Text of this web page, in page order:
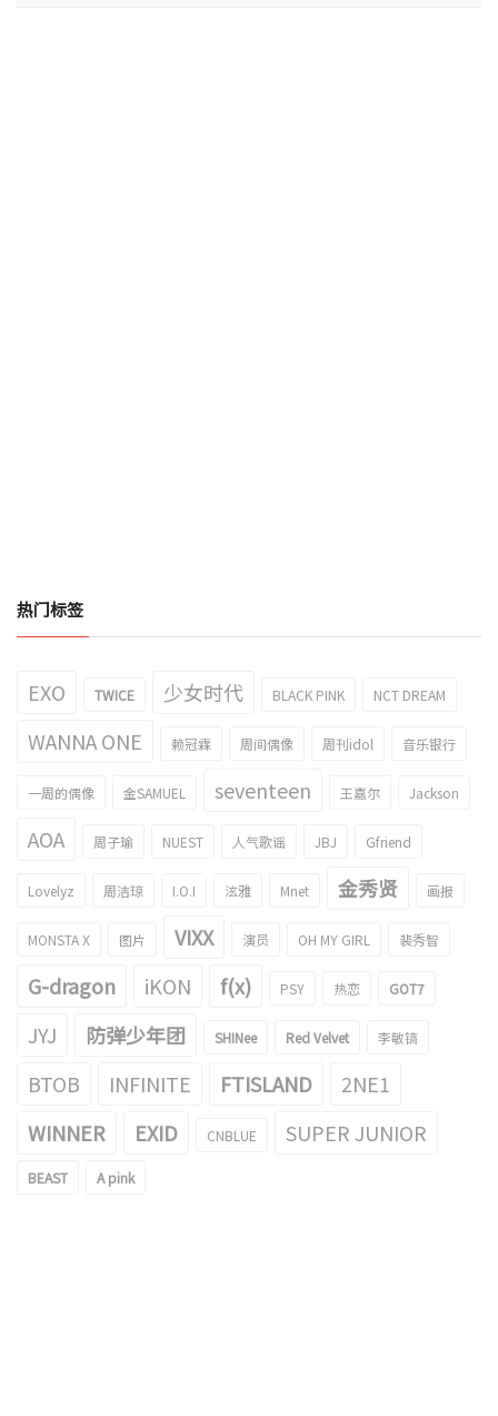
热门标签
EXO TWICE 少女时代 BLACK PINK NCT DREAM
WANNA ONE 赖冠霖 周间偶像 周刊idol 音乐银行
一周的偶像 金SAMUEL seventeen 王嘉尔 Jackson
AOA 周子瑜 NUEST 人气歌谣 JBJ Gfriend
Lovelyz 周洁琼 I.O.I 泫雅 Mnet 金秀贤 画报
MONSTA X 图片 VIXX 演员 OH MY GIRL 裴秀智
G-dragon iKON f(x) PSY 热恋 GOT7
JYJ 防弹少年团 SHINee Red Velvet 李敏镐
BTOB INFINITE FTISLAND
2NE1
WINNER
EXID CNBLUE SUPER JUNIOR
BEAST A pink